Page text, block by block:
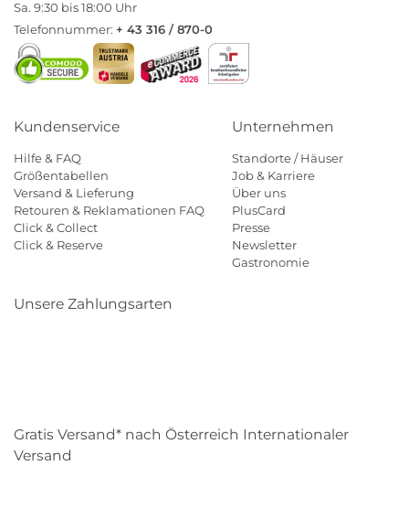
Sa. 9:30 bis 18:00 Uhr
Telefonnummer: + 43 316 / 870-0
Kundenservice
Hilfe & FAQ
Größentabellen
Versand & Lieferung
Retouren & Reklamationen FAQ
Click & Collect
Click & Reserve
Unternehmen
Standorte / Häuser
Job & Karriere
Über uns
PlusCard
Presse
Newsletter
Gastronomie
Unsere Zahlungsarten
Gratis Versand* nach Österreich Internationaler
Versand